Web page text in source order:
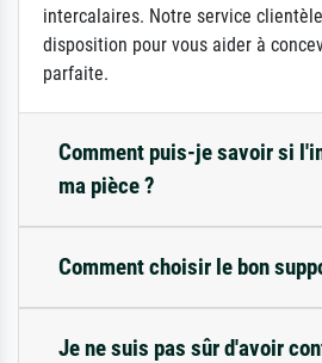
intercalaires. Notre service
disposition pour vous aider à
parfaite.
Comment puis-je savoir si
ma pièce ?
Comment choisir le bon
Je ne suis pas sûr d'avoir